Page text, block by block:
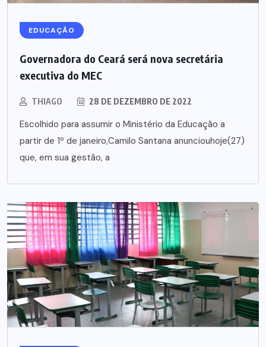
EDUCAÇÃO
Governadora do Ceará será nova secretária
executiva do MEC
THIAGO 28 DE DEZEMBRO DE 2022
Escolhido para assumir o Ministério da Educação a
partir de 1º de janeiro,Camilo Santana anunciouhoje(27)
que, em sua gestão, a